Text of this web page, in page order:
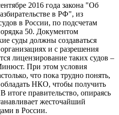
2016 года закона "Об
в РФ", из
в России, по подсчетам
50. Документом
суды должны создаваться
и с разрешения
лицензирование таких судов –
При этом условия
что пока трудно понять,
НКО, чтобы получить
итоге правительство, опираясь
жесточайший
в России.